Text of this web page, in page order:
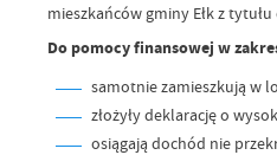
mieszkańców gminy Ełk z
Do pomocy finansowej w
samotnie zamieszkują w
złożyły deklarację o
osiągają dochód nie